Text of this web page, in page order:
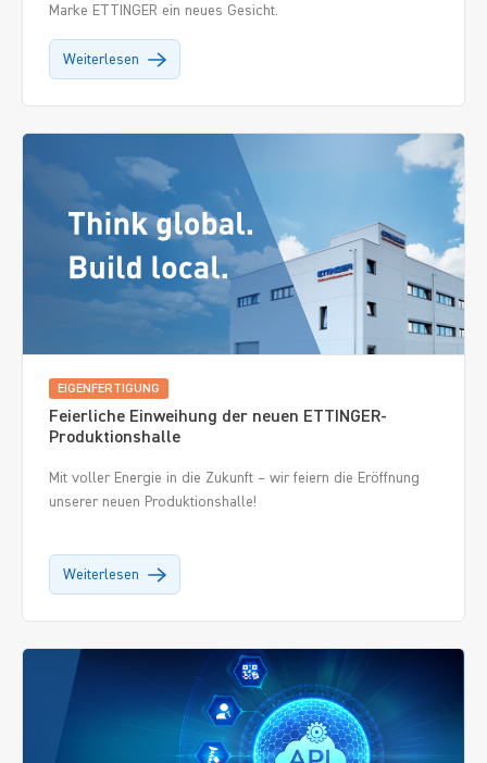
Marke ETTINGER ein neues Gesicht.
Weiterlesen
EIGENFERTIGUNG
Feierliche Einweihung der neuen ETTINGER-
Produktionshalle
Mit voller Energie in die Zukunft – wir feiern die Eröffnung
unserer neuen Produktionshalle!
Weiterlesen